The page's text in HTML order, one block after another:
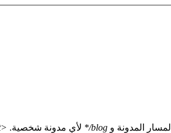
لمسار المدونة و blog/* لأي مدونة شخصية. <front>